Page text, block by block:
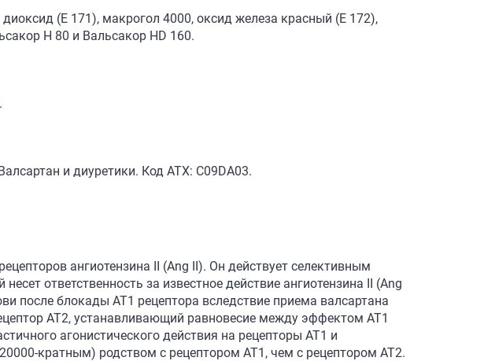
(E 171), макрогол 4000, оксид железа красный (E 172),
Н 80 и Вальсакор НD 160.
и диуретики. Код АТХ: C09DA03.
ангиотензина II (Ang II). Он действует селективным
ответственность за известное действие ангиотензина II (Ang
после блокады AT1 рецептора вследствие приема валсартана
AT2, устанавливающий равновесие между эффектом AT1
агонистического действия на рецепторы AT1 и
кратным) родством с рецептором AT1, чем с рецептором AT2.